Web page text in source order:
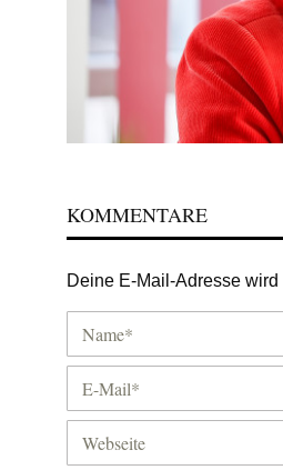
KOMMENTARE
Deine E-Mail-Adresse